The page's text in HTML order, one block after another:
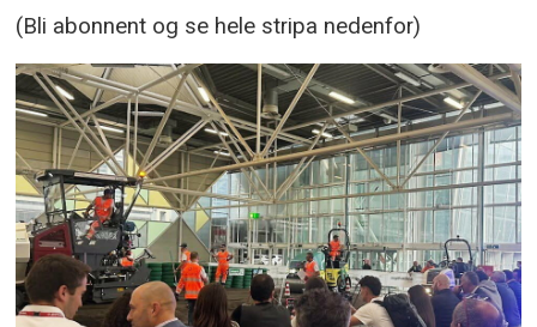
(Bli abonnent og se hele stripa nedenfor)